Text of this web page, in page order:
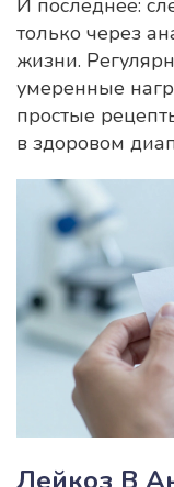
И последнее:
только через
жизни.
умеренные
простые
в здоровом